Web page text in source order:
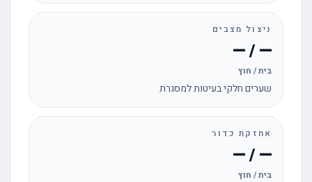
ניצול מצבים
— / —
בית / חוץ
שערים חלקי בעיטות למסגרת
אחזקת כדור
— / —
בית / חוץ